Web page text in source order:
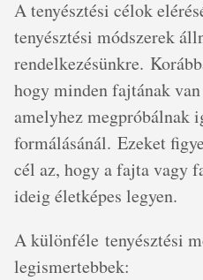
A tenyésztési célok
tenyésztési módszerek
rendelkezésünkre.
hogy minden fajtának
amelyhez megpróbálnak
formálásánál. Ezeket
cél az, hogy a fajta vagy
ideig életképes legyen.
A különféle tenyésztési
legismertebbek: